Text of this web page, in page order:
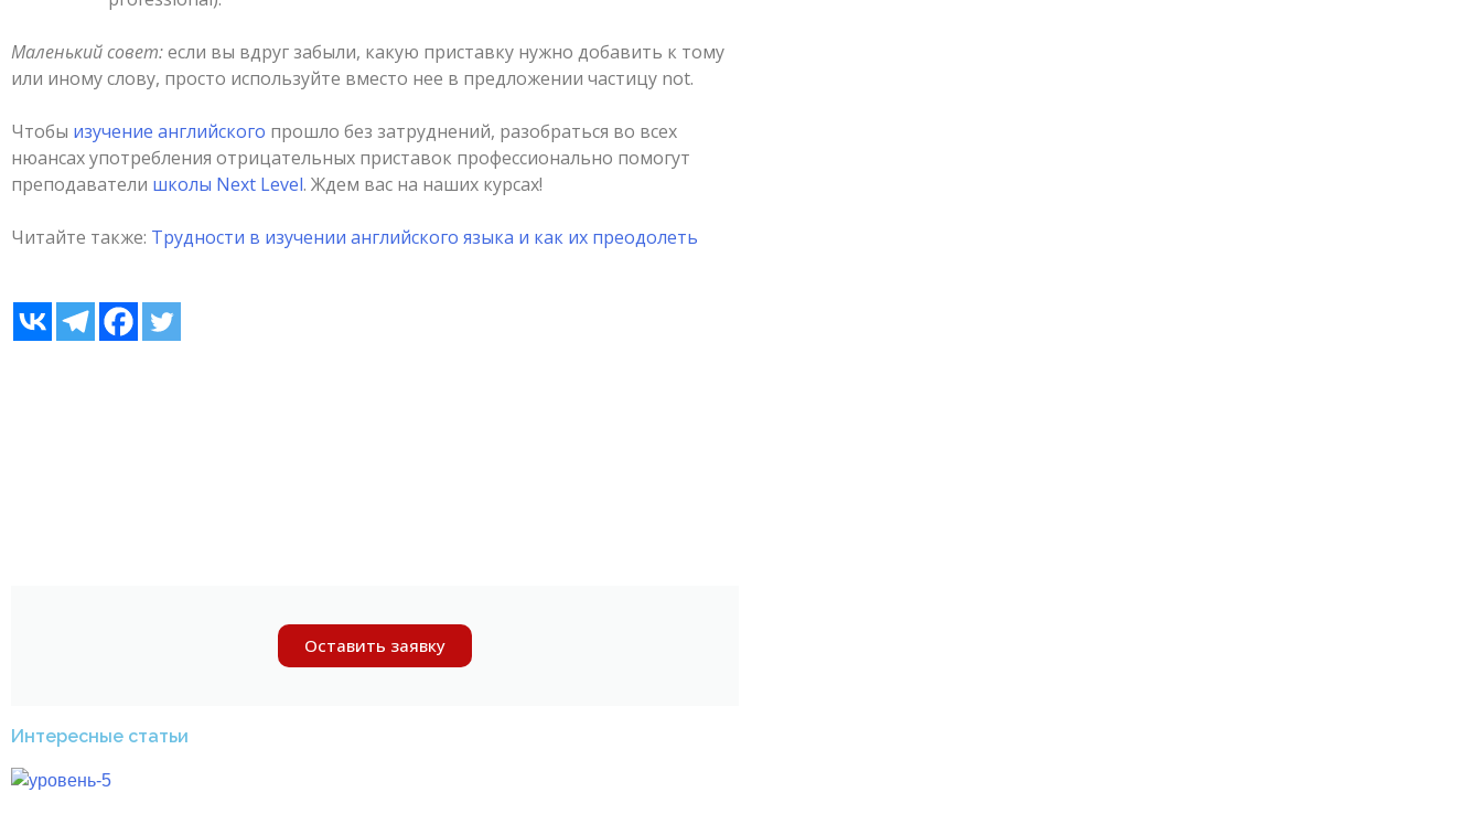
Маленький совет:если вы вдруг забыли, какую приставку нужно добавить к тому
или иному слову, просто используйте вместо нее в предложении частицу not.
Чтобы изучение английского прошло без затруднений, разобраться во всех
нюансах употребления отрицательных приставок профессионально помогут
преподаватели школы Next Level. Ждем вас на наших курсах!
Читайте также: Трудности в изучении английского языка и как их преодолеть
Оставить заявку
Интересные статьи